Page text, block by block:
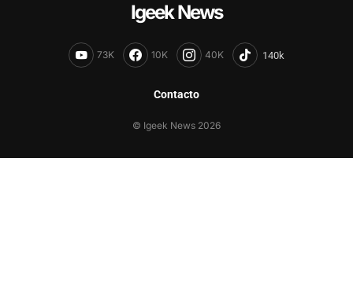
Igeek News
73K 10K 40K
Contacto
© Igeek News 2026